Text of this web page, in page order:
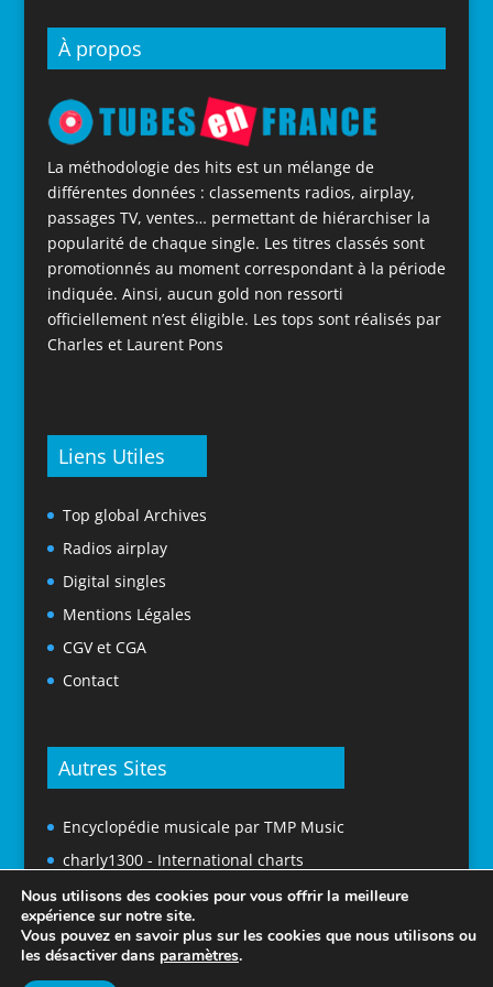
À propos
La méthodologie des hits est un mélange de
différentes données : classements radios, airplay,
passages TV, ventes… permettant de hiérarchiser la
popularité de chaque single. Les titres classés sont
promotionnés au moment correspondant à la période
indiquée. Ainsi, aucun gold non ressorti
officiellement n’est éligible. Les tops sont réalisés par
Charles et Laurent Pons
Liens Utiles
Top global Archives
Radios airplay
Digital singles
Mentions Légales
CGV et CGA
Contact
Autres Sites
Encyclopédie musicale par TMP Music
charly1300 - International charts
Nous utilisons des cookies pour vous offrir la meilleure
expérience sur notre site.
Vous pouvez en savoir plus sur les cookies que nous utilisons ou
les désactiver dans paramètres.